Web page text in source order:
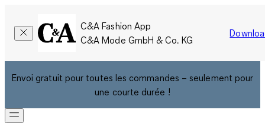
C&A Fashion App
C&A Mode GmbH & Co. KG
Envoi gratuit pour toutes les commandes – seulement pour
une courte durée !